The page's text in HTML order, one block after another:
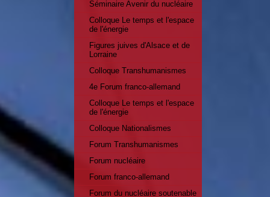
Séminaire Avenir du nucléaire
Colloque Le temps et l'espace
de l'énergie
Figures juives d'Alsace et de
Lorraine
Colloque Transhumanismes
4e Forum franco-allemand
Colloque Le temps et l'espace
de l'énergie
Colloque Nationalismes
Forum Transhumanismes
Forum nucléaire
Forum franco-allemand
Forum du nucléaire soutenable